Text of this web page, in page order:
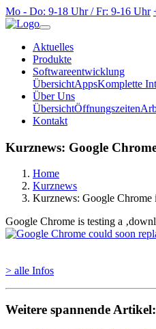
Mo - Do: 9-18 Uhr / Fr: 9-16 Uhr
Aktuelles
Produkte
Softwareentwicklung
ÜbersichtAppsKomplette
Über Uns
ÜbersichtÖffnungszeiten
Kontakt
Kurznews: Google
Home
Kurznews
Kurznews: Google Chrome
Google Chrome is testing a
> alle Infos
Weitere spannende Artikel: